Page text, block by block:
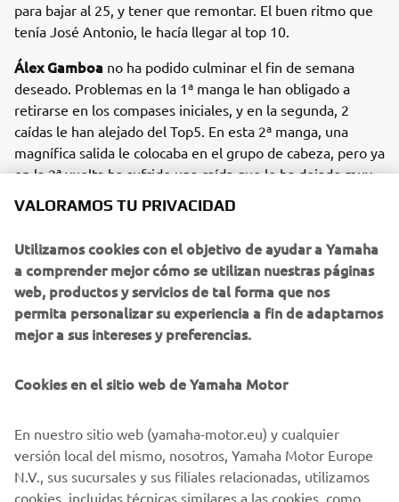
para bajar al 25, y tener que remontar. El buen ritmo que
tenía José Antonio, le hacía llegar al top 10.
Álex Gamboa no ha podido culminar el fin de semana
deseado. Problemas en la 1ª manga le han obligado a
retirarse en los compases iniciales, y en la segunda, 2
caídas le han alejado del Top5. En esta 2ª manga, una
magnífica salida le colocaba en el grupo de cabeza, pero ya
en la 2ª vuelta ha sufrido una caída que le ha dejado muy
retomado la marcha, y en medio de una bonita remontada
capaz de terminar 10º.
VALORAMOS TU PRIVACIDAD
Utilizamos cookies con el objetivo de ayudar a Yamaha
a comprender mejor cómo se utilizan nuestras páginas
web, productos y servicios de tal forma que nos
permita personalizar su experiencia a fin de adaptarnos
mejor a sus intereses y preferencias.
Cookies en el sitio web de Yamaha Motor
En nuestro sitio web (yamaha-motor.eu) y cualquier
versión local del mismo, nosotros, Yamaha Motor Europe
N.V., sus sucursales y sus filiales relacionadas, utilizamos
cookies, incluidas técnicas similares a las cookies, como